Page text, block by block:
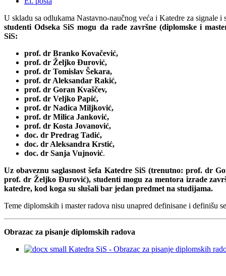
U skladu sa odlukama Nastavno-naučnog veća i Katedre za signale i
studenti Odseka SiS mogu da rade završne (diplomske i
SiS:
prof. dr Branko Kovačević,
prof. dr Željko Đurović,
prof. dr Tomislav Šekara,
prof. dr Aleksandar Rakić,
prof. dr Goran Kvaščev,
prof. dr Veljko Papić,
prof. dr Nadica Miljković,
prof. dr Milica Janković,
prof. dr Kosta Jovanović,
doc. dr Predrag Tadić,
doc. dr Aleksandra Krstić,
doc. dr Sanja Vujnović.
Uz obaveznu saglasnost šefa Katedre SiS (trenutno: prof. dr
prof. dr Željko Đurović), studenti mogu za mentora izrade
katedre, kod koga su slušali bar jedan predmet na studijama.
Teme diplomskih i master radova nisu unapred definisane i definišu
Obrazac za pisanje diplomskih radova
Katedra SiS - Obrazac za pisanje diplomskih